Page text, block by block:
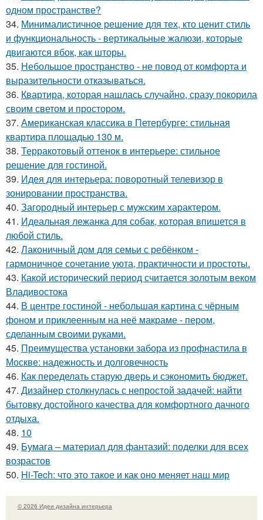
одном пространстве?
34. Минималистичное решение для тех, кто ценит стиль
и функциональность - вертикальные жалюзи, которые
двигаются вбок, как шторы.
35. Небольшое пространство - не повод от комфорта и
выразительности отказываться.
36. Квартира, которая нашлась случайно, сразу покорила
своим светом и простором.
37. Американская классика в Петербурге: стильная
квартира площадью 130 м.
38. Терракотовый оттенок в интерьере: стильное
решение для гостиной.
39. Идея для интерьера: поворотный телевизор в
зонировании пространства.
40. Загородный интерьер с мужским характером.
41. Идеальная лежанка для собак, которая впишется в
любой стиль.
42. Лаконичный дом для семьи с ребёнком -
гармоничное сочетание уюта, практичности и простоты.
43. Какой исторический период считается золотым веком
Владивостока
44. В центре гостиной - небольшая картина с чёрным
фоном и приклеенным на неё макраме - пером,
сделанным своими руками.
45. Преимущества установки забора из профнастила в
Москве: надежность и долговечность
46. Как переделать старую дверь и сэкономить бюджет.
47. Дизайнер столкнулась с непростой задачей: найти
бытовку достойного качества для комфортного дачного
отдыха.
48. 10
49. Бумага – материал для фантазий: поделки для всех
возрастов
50. Hi-Tech: что это такое и как оно меняет наш мир
© 2026 Идеи дизайна интерьера